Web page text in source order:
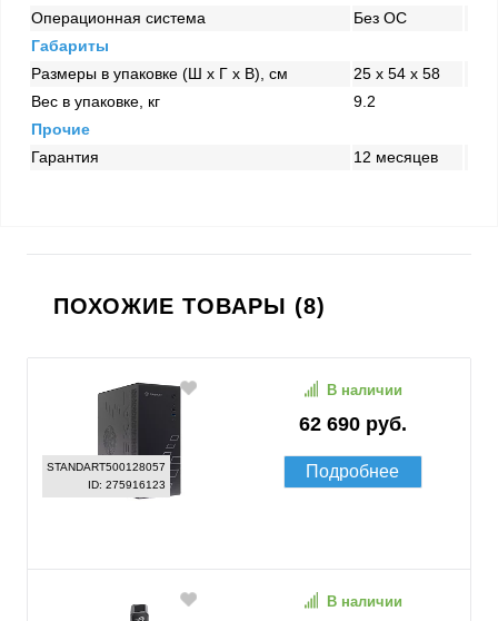
Операционная система
Без ОС
Габариты
Размеры в упаковке (Ш x Г x В), см
25 x 54 x 58
Вес в упаковке, кг
9.2
Прочие
Гарантия
12 месяцев
ПОХОЖИЕ ТОВАРЫ (8)
STANDART500128057
ID: 275916123
62 690 руб.
В наличии
Подробнее
В наличии